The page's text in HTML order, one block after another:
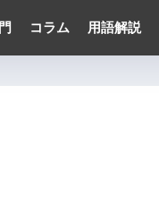
コラム 用語解説